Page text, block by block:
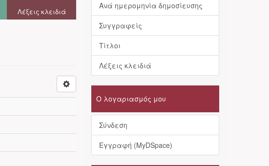
Λέξεις κλειδιά
Ανά ημερομηνία δημοσίευσης
Συγγραφείς
Τίτλοι
Λέξεις κλειδιά
Ο λογαριασμός μου
Σύνδεση
Εγγραφή (MyDSpace)